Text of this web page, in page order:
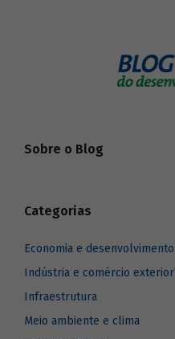
Sobre o Blog
Categorias
Economia e desenvolvimento
Indústria e comércio exterior
Infraestrutura
Meio ambiente e clima